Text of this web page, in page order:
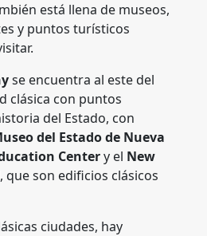
está llena de museos,
y puntos turísticos
se encuentra al este del
clásica con puntos
del Estado, con
del Estado de Nueva
Centery el New
, que son edificios clásicos
ciudades, hay